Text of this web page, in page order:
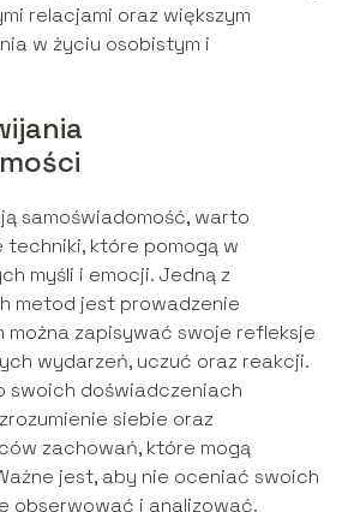
relacjami oraz większym
w życiu osobistym i
samoświadomość, warto
które pomogą w
myśli i emocji. Jedną z
metod jest prowadzenie
można zapisywać swoje refleksje
wydarzeń, uczuć oraz reakcji.
swoich doświadczeniach
siebie oraz
zachowań, które mogą
jest, aby nie oceniać swoich
obserwować i analizować.